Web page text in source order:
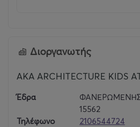
info@architecturekidsathens.com
Διοργανωτής
AKA ARCHITECTURE KIDS
Έδρα
15562
Τηλέφωνο
2106544724